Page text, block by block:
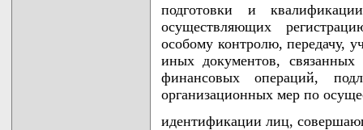
подготовки и
осуществляющих
особому контролю, передачу,
иных документов,
финансовых операций,
организационных мер по
идентификации лиц,